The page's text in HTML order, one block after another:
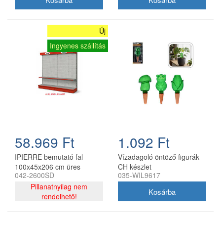
Új
Ingyenes szállítás
58.969 Ft
IPIERRE bemutató fal
100x45x206 cm üres
042-2600SD
Pillanatnyilag nem
rendelhető!
1.092 Ft
Vízadagoló öntöző figurák
CH készlet
035-WIL9617